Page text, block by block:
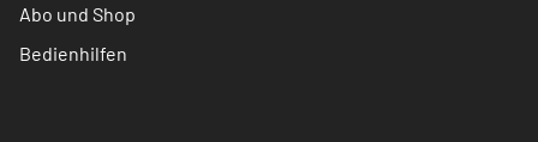
Abo und Shop
Bedienhilfen